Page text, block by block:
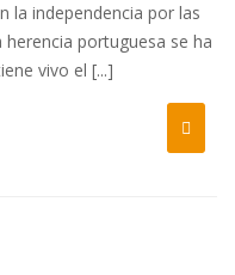
la independencia por las
portuguesa se ha
vivo el [...]